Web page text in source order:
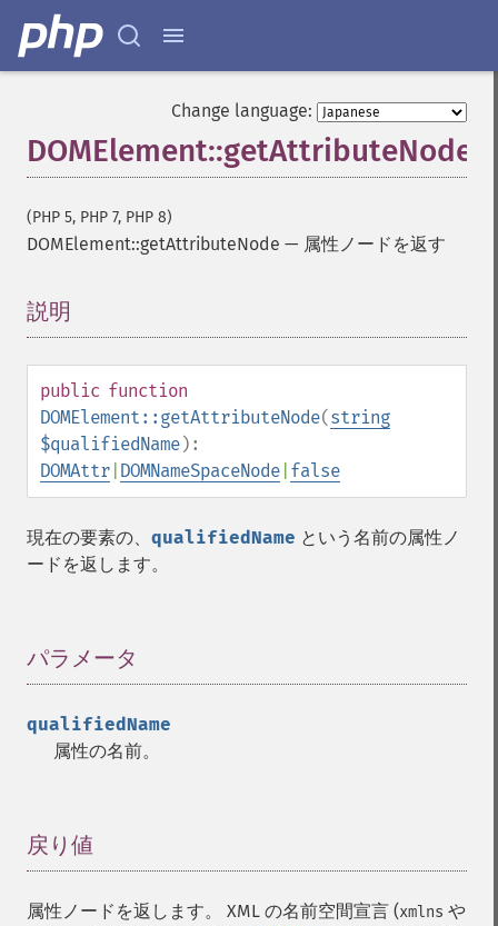
Change language:
DOMElement::getAttributeNode
(PHP 5, PHP 7, PHP 8)
DOMElement::getAttributeNode — 属性ノードを返す
説明
public function
DOMElement::getAttributeNode(string
$qualifiedName):
DOMAttr DOMNameSpaceNode false
現在の要素の、 qualifiedName という名前の属性ノ
ードを返します。
パラメータ
qualifiedName
属性の名前。
戻り値
属性ノードを返します。 XML の名前空間宣言 (xmlns や